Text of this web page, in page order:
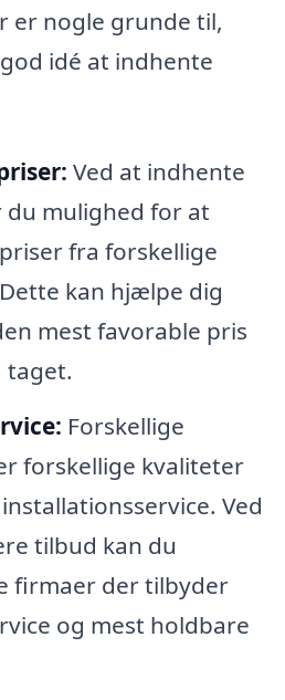
er nogle grunde til,
idé at indhente
Ved at indhente
mulighed for at
fra forskellige
kan hjælpe dig
mest favorable pris
taget.
Forskellige
forskellige kvaliteter
Ved
tilbud kan du
firmaer der tilbyder
og mest holdbare